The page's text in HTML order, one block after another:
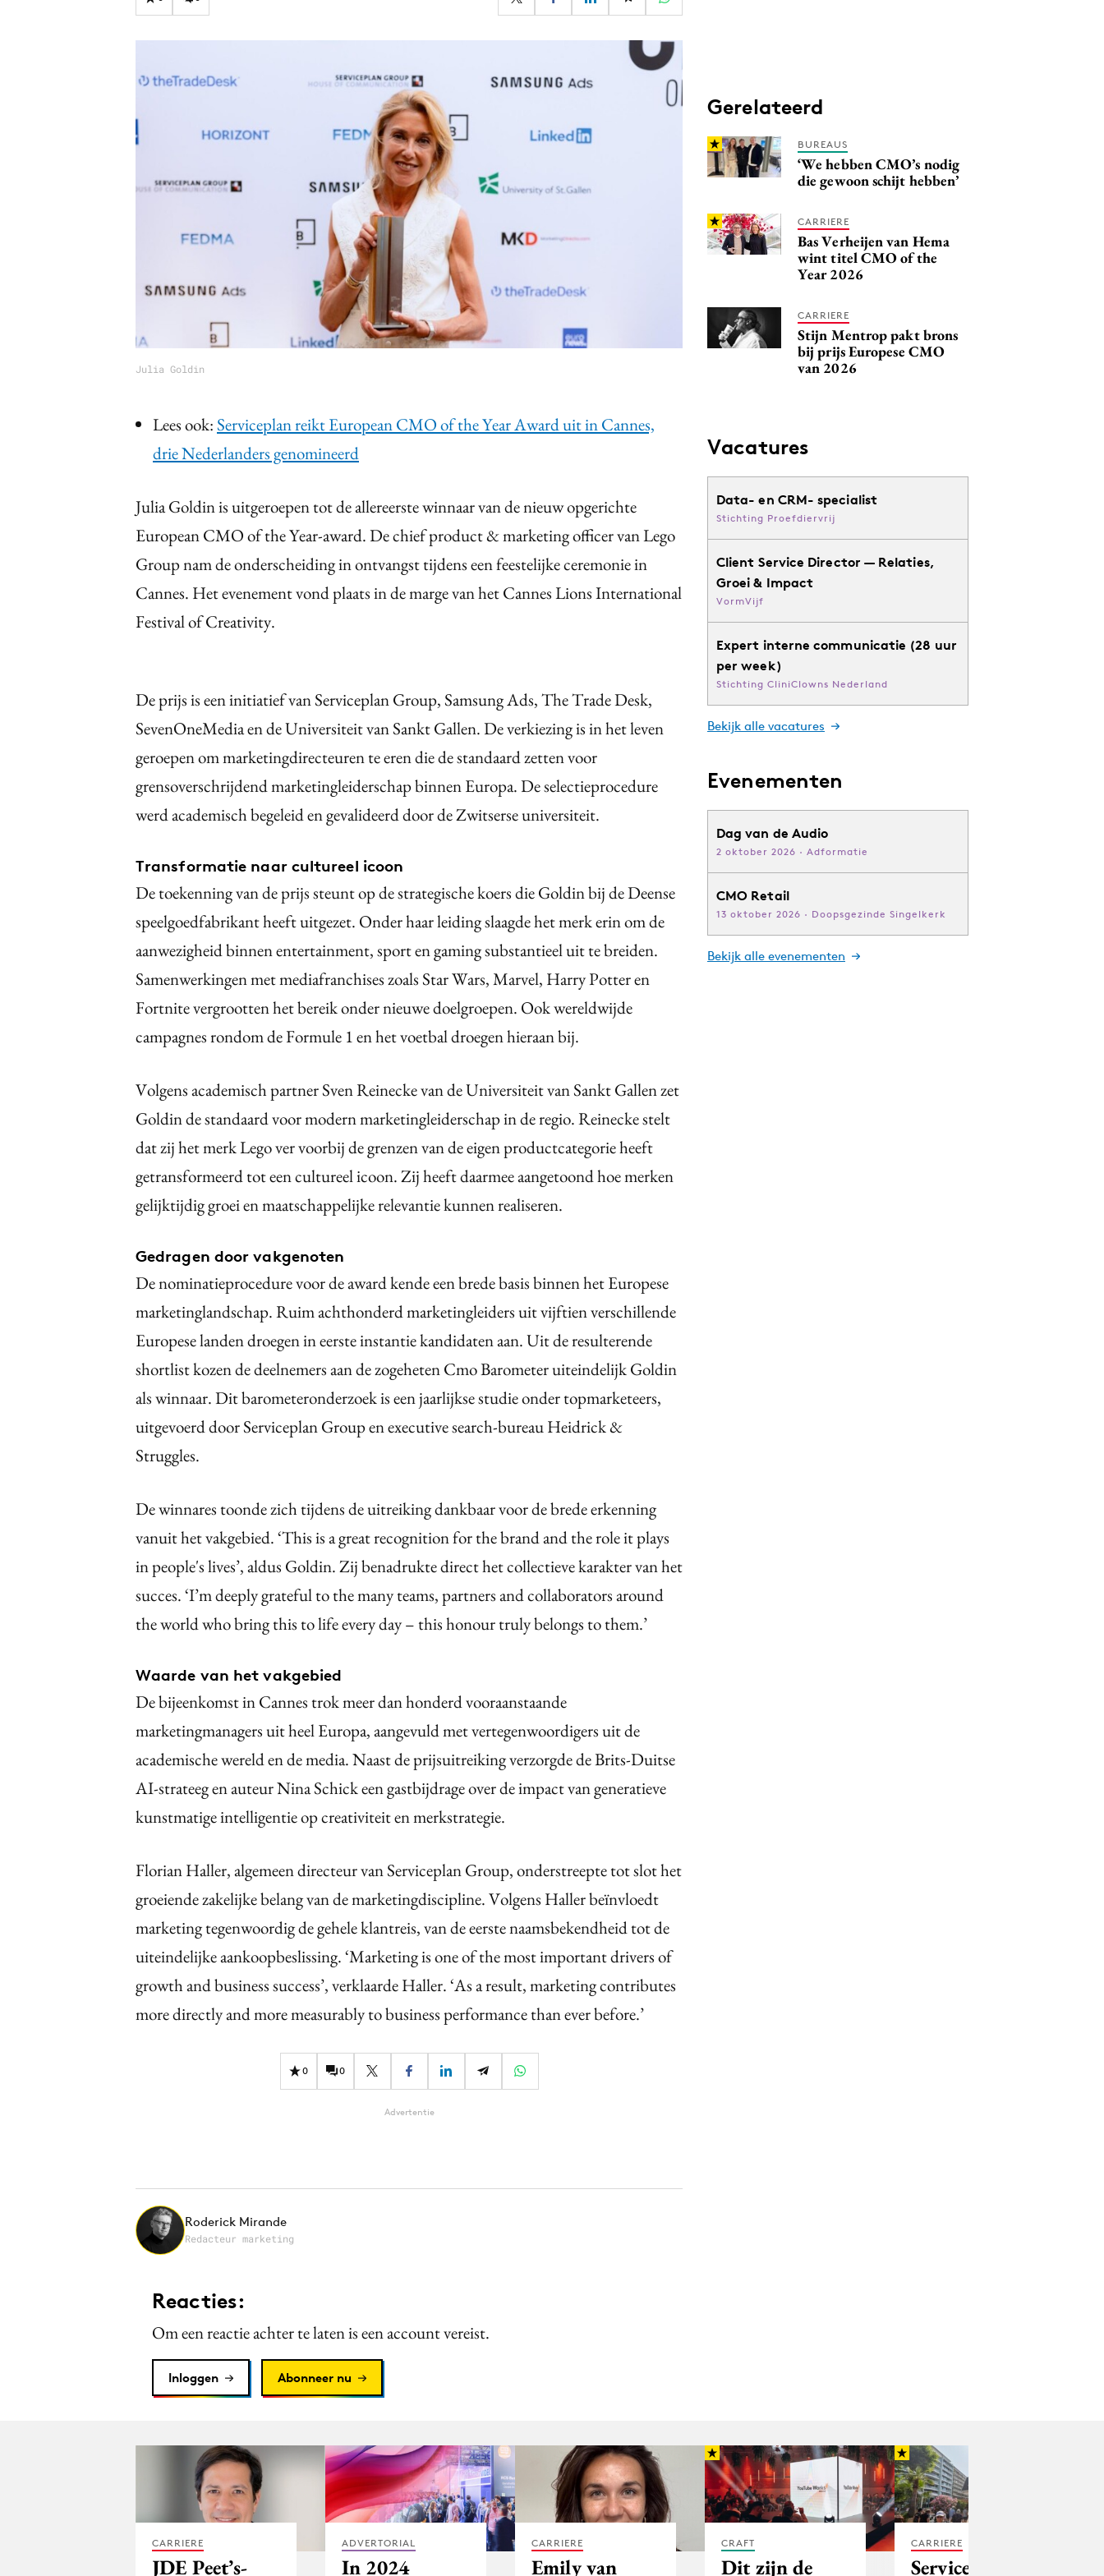
Interne communicatie
Reputatie & crisis
Julia Goldin
Lees ook:Serviceplan reikt European CMO of the Year Award uit in Cannes,
drie Nederlanders genomineerd
Julia Goldin is uitgeroepen tot de allereerste winnaar van de nieuw opgerichte
European CMO of the Year-award. De chief product & marketing officer van Lego
Group nam de onderscheiding in ontvangst tijdens een feestelijke ceremonie in
Cannes. Het evenement vond plaats in de marge van het Cannes Lions International
Festival of Creativity.
De prijs is een initiatief van Serviceplan Group, Samsung Ads, The Trade Desk,
SevenOneMedia en de Universiteit van Sankt Gallen. De verkiezing is in het leven
geroepen om marketingdirecteuren te eren die de standaard zetten voor
grensoverschrijdend marketingleiderschap binnen Europa. De selectieprocedure
werd academisch begeleid en gevalideerd door de Zwitserse universiteit.
Transformatie naar cultureel icoon
De toekenning van de prijs steunt op de strategische koers die Goldin bij de Deense
speelgoedfabrikant heeft uitgezet. Onder haar leiding slaagde het merk erin om de
aanwezigheid binnen entertainment, sport en gaming substantieel uit te breiden.
Samenwerkingen met mediafranchises zoals Star Wars, Marvel, Harry Potter en
Fortnite vergrootten het bereik onder nieuwe doelgroepen. Ook wereldwijde
campagnes rondom de Formule 1 en het voetbal droegen hieraan bij.
Volgens academisch partner Sven Reinecke van de Universiteit van Sankt Gallen zet
Goldin de standaard voor modern marketingleiderschap in de regio. Reinecke stelt
dat zij het merk Lego ver voorbij de grenzen van de eigen productcategorie heeft
getransformeerd tot een cultureel icoon. Zij heeft daarmee aangetoond hoe merken
gelijktijdig groei en maatschappelijke relevantie kunnen realiseren.
Gedragen door vakgenoten
De nominatieprocedure voor de award kende een brede basis binnen het Europese
marketinglandschap. Ruim achthonderd marketingleiders uit vijftien verschillende
Europese landen droegen in eerste instantie kandidaten aan. Uit de resulterende
shortlist kozen de deelnemers aan de zogeheten Cmo Barometer uiteindelijk Goldin
als winnaar. Dit barometeronderzoek is een jaarlijkse studie onder topmarketeers,
uitgevoerd door Serviceplan Group en executive search-bureau Heidrick &
Struggles.
De winnares toonde zich tijdens de uitreiking dankbaar voor de brede erkenning
vanuit het vakgebied. ‘This is a great recognition for the brand and the role it plays
in people's lives’, aldus Goldin. Zij benadrukte direct het collectieve karakter van het
succes. ‘I’m deeply grateful to the many teams, partners and collaborators around
the world who bring this to life every day – this honour truly belongs to them.’
Waarde van het vakgebied
De bijeenkomst in Cannes trok meer dan honderd vooraanstaande
marketingmanagers uit heel Europa, aangevuld met vertegenwoordigers uit de
academische wereld en de media. Naast de prijsuitreiking verzorgde de Brits-Duitse
AI-strateeg en auteur Nina Schick een gastbijdrage over de impact van generatieve
kunstmatige intelligentie op creativiteit en merkstrategie.
Florian Haller, algemeen directeur van Serviceplan Group, onderstreepte tot slot het
groeiende zakelijke belang van de marketingdiscipline. Volgens Haller beïnvloedt
marketing tegenwoordig de gehele klantreis, van de eerste naamsbekendheid tot de
uiteindelijke aankoopbeslissing. ‘Marketing is one of the most important drivers of
growth and business success’, verklaarde Haller. ‘As a result, marketing contributes
more directly and more measurably to business performance than ever before.’
0 0
Advertentie
Roderick Mirande
Redacteur marketing
Reacties:
Om een reactie achter te laten is een account vereist.
Inloggen Abonneer nu
Gerelateerd
BUREAUS
‘We hebben CMO’s nodig
die gewoon schijt hebben’
CARRIERE
Bas Verheijen van Hema
wint titel CMO of the
Year 2026
CARRIERE
Stijn Mentrop pakt brons
bij prijs Europese CMO
van 2026
Vacatures
Data- en CRM- specialist
Stichting Proefdiervrij
Client Service Director — Relaties,
Groei & Impact
VormVijf
Expert interne communicatie (28 uur
per week)
Stichting CliniClowns Nederland
Bekijk alle vacatures
Evenementen
Dag van de Audio
2 oktober 2026 · Adformatie
CMO Retail
13 oktober 2026 · Doopsgezinde Singelkerk
Bekijk alle evenementen
CARRIERE
JDE Peet’s-
ADVERTORIAL
In 2024
CARRIERE
Emily van
CRAFT
Dit zijn de
CARRIERE
Serviceplan